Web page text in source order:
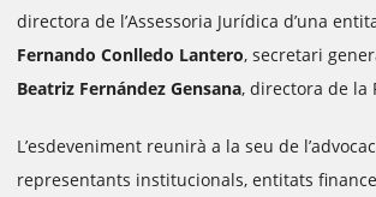
directora de l’Assessoria Jurídica d’una
Fernando Conlledo Lantero, secretari
Beatriz Fernández Gensana, directora de la
L’esdeveniment reunirà a la seu de
representants institucionals, entitats